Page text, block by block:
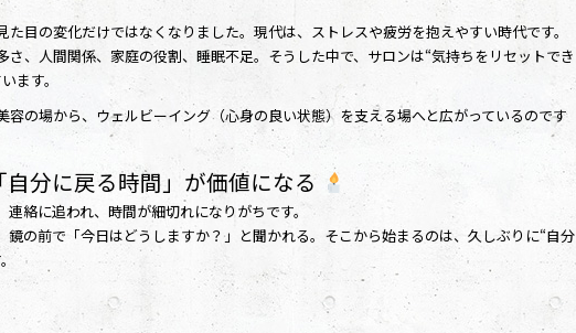
目の変化だけではなくなりました。現代は、ストレスや疲労を抱えやすい時代です。
さ、人間関係、家庭の役割、睡眠不足。そうした中で、サロンは“気持ちをリセットでき
ます。
容の場から、ウェルビーイング（心身の良い状態）を支える場へと広がっているのです
分に戻る時間」が価値になる
連絡に追われ、時間が細切れになりがちです。
鏡の前で「今日はどうしますか？」と聞かれる。そこから始まるのは、久しぶりに“自分